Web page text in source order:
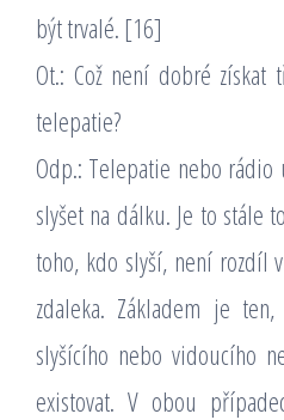
být trvalé. [16]
Ot.: Což není dobré
telepatie?
Odp.: Telepatie nebo
slyšet na dálku. Je to stále
toho, kdo slyší, není rozdíl
zdaleka. Základem je
slyšícího nebo vidoucího
existovat. V obou